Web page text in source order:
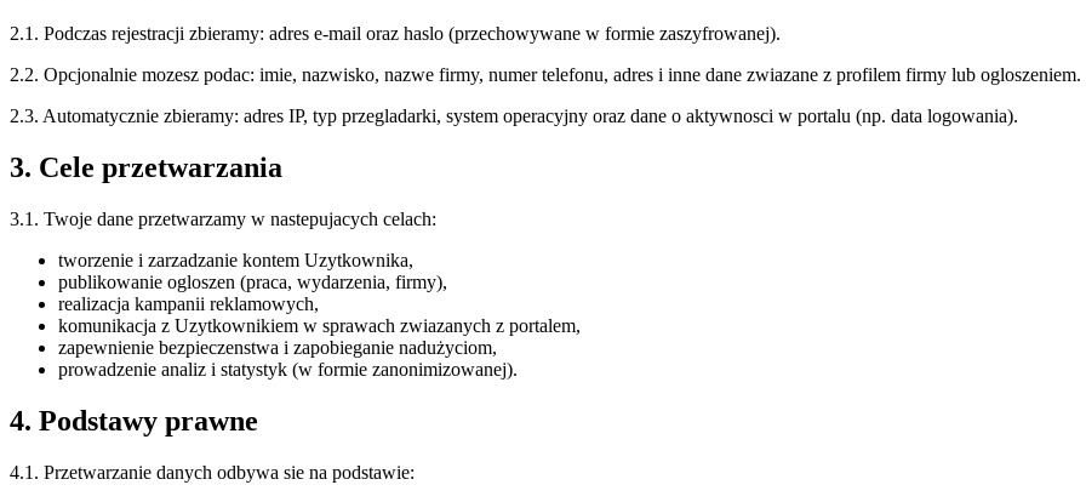
2.1. Podczas rejestracji zbieramy: adres e-mail oraz haslo (przechowywane w formie zaszyfrowanej).
2.2. Opcjonalnie mozesz podac: imie, nazwisko, nazwe firmy, numer telefonu, adres i inne dane zwiazane z profilem firmy lub ogloszeniem.
2.3. Automatycznie zbieramy: adres IP, typ przegladarki, system operacyjny oraz dane o aktywnosci w portalu (np. data logowania).
3. Cele przetwarzania
3.1. Twoje dane przetwarzamy w nastepujacych celach:
tworzenie i zarzadzanie kontem Uzytkownika,
publikowanie ogloszen (praca, wydarzenia, firmy),
realizacja kampanii reklamowych,
komunikacja z Uzytkownikiem w sprawach zwiazanych z portalem,
zapewnienie bezpieczenstwa i zapobieganie nadużyciom,
prowadzenie analiz i statystyk (w formie zanonimizowanej).
4. Podstawy prawne
4.1. Przetwarzanie danych odbywa sie na podstawie: